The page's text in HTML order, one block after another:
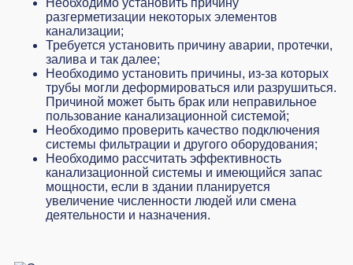
разгерметизации некоторых элементов
канализации;
Требуется установить причину аварии, протечки,
залива и так далее;
Необходимо установить причины, из-за которых
трубы могли деформироваться или разрушиться.
Причиной может быть брак или неправильное
пользование канализационной системой;
Необходимо проверить качество подключения
системы фильтрации и другого оборудования;
Необходимо рассчитать эффективность
канализационной системы и имеющийся запас
мощности, если в здании планируется
увеличение численности людей или смена
деятельности и назначения.